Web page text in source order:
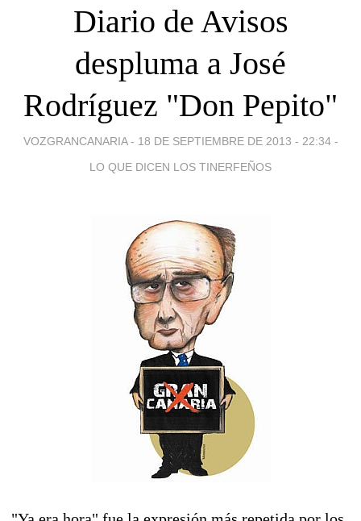
Diario de Avisos
despluma a José
Rodríguez "Don Pepito"
VOZGRANCANARIA - 18 DE SEPTIEMBRE DE 2013 - 22:34 -
LO QUE DICEN LOS TINERFEÑOS